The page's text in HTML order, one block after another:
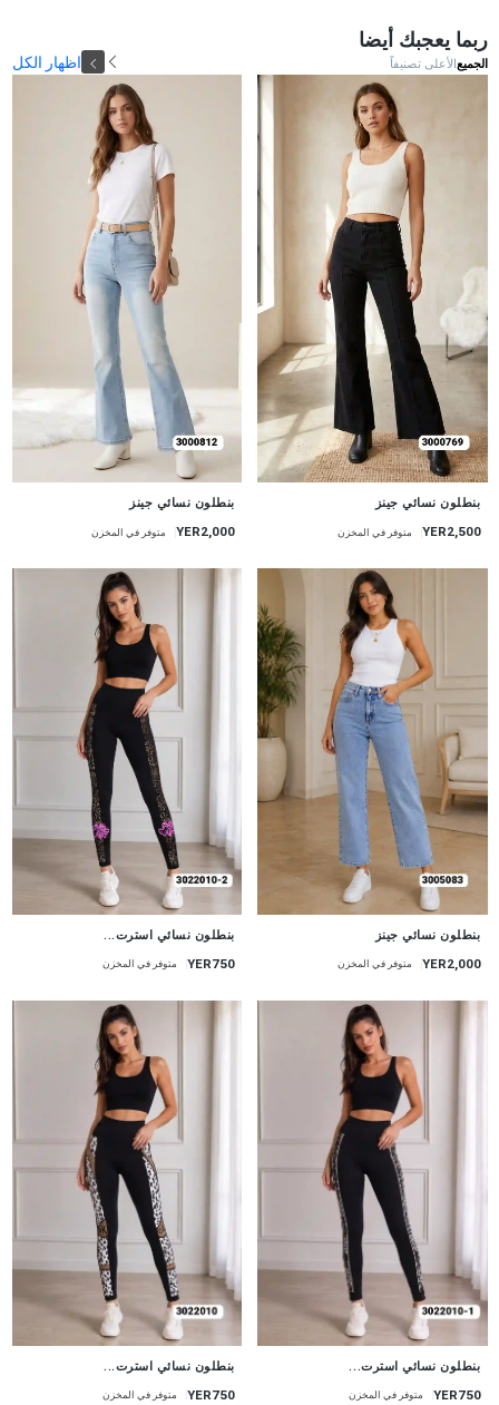
ربما يعجبك أيضا
الجميعالأعلى تصنيفاً اظهار الكل
جديد
بنطلون نسائي جينز
YER2,500 متوفر في المخزن
جديد
بنطلون نسائي جينز
YER2,000 متوفر في المخزن
بنطلون نسائي جينز
YER2,000 متوفر في المخزن
بنطلون نسائي استرت...
YER750 متوفر في المخزن
بنطلون نسائي استرت...
YER750 متوفر في المخزن
بنطلون نسائي استرت...
YER750 متوفر في المخزن